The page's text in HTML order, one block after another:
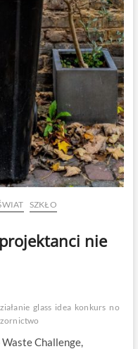
SZKŁO
nie
glass idea konkurs no
Challenge,